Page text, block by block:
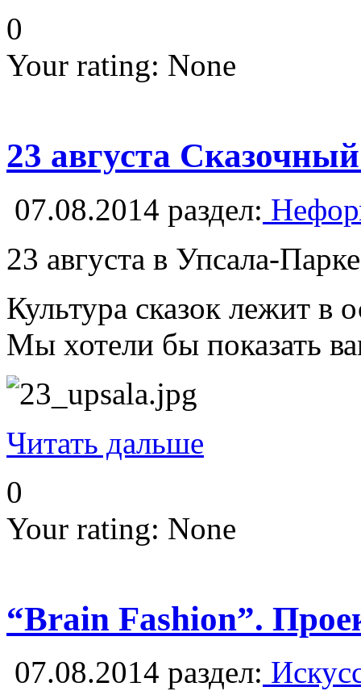
0
Your rating: None
23 августа
07.08.2014 раздел:
23 августа в Упсала-
Культура сказок лежит в
Мы хотели бы показать
Читать дальше
0
Your rating: None
“Brain Fashion”.
07.08.2014 раздел: